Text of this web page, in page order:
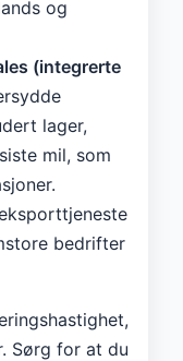
og
(integrerte
lager,
mil, som
bedrifter
Sørg for at du